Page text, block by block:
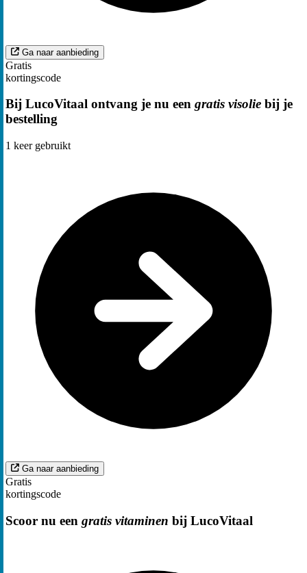
Ga naar aanbieding
Gratis
kortingscode
Bij LucoVitaal ontvang je nu een gratis visolie bij je
bestelling
1 keer gebruikt
Ga naar aanbieding
Gratis
kortingscode
Scoor nu een gratis vitaminen bij LucoVitaal